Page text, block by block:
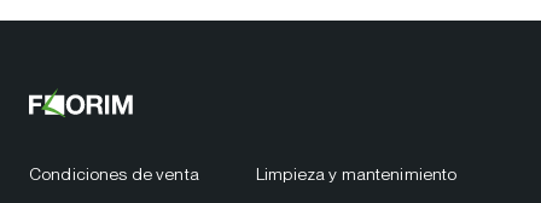
Condiciones de venta Limpieza y mantenimiento